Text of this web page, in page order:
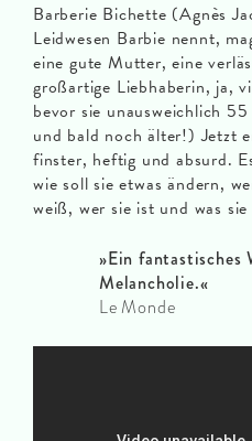
Barberie Bichette (Agnès
Leidwesen Barbie nennt,
eine gute Mutter, eine
großartige Liebhaberin, ja,
bevor sie unausweichlich
und bald noch älter!) Jetzt
finster, heftig und absurd.
wie soll sie etwas ändern,
weiß, wer sie ist und was
»Ein fantastisches
Melancholie.«
Le Monde